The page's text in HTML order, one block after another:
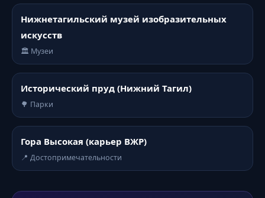
Нижнетагильский музей изобразительных
искусств
🏛️ Музеи
Исторический пруд (Нижний Тагил)
🌳 Парки
Гора Высокая (карьер ВЖР)
📍 Достопримечательности